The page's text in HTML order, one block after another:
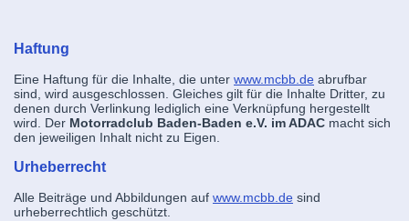
Haftung
Eine Haftung für die Inhalte, die unter www.mcbb.de abrufbar
sind, wird ausgeschlossen. Gleiches gilt für die Inhalte Dritter, zu
denen durch Verlinkung lediglich eine Verknüpfung hergestellt
wird. Der Motorradclub Baden-Baden e.V. im ADAC macht sich
den jeweiligen Inhalt nicht zu Eigen.
Urheberrecht
Alle Beiträge und Abbildungen auf www.mcbb.de sind
urheberrechtlich geschützt.